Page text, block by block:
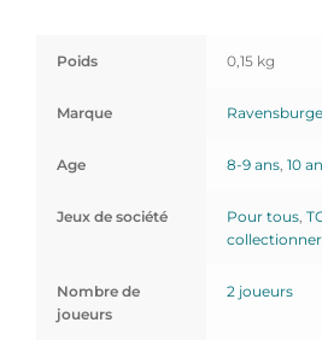
Poids 0,15 kg
Marque
Age 8-9 ans, 10
Jeux de société Pour tous,
collectionner
Nombre de
joueurs
2 joueurs